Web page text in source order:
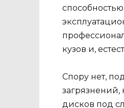
кузов и,
Спору нет,
загрязнений,
дисков под